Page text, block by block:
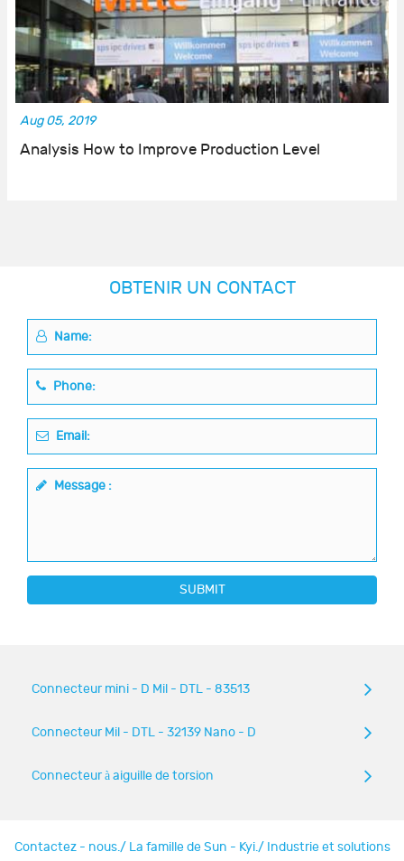
Aug 05, 2019
Analysis How to Improve Production Level
OBTENIR UN CONTACT
Name:
Phone:
Email:
Message :
SUBMIT
Connecteur mini - D Mil - DTL - 83513
Connecteur Mil - DTL - 32139 Nano - D
Connecteur à aiguille de torsion
Contactez - nous./ La famille de Sun - Kyi./ Industrie et solutions